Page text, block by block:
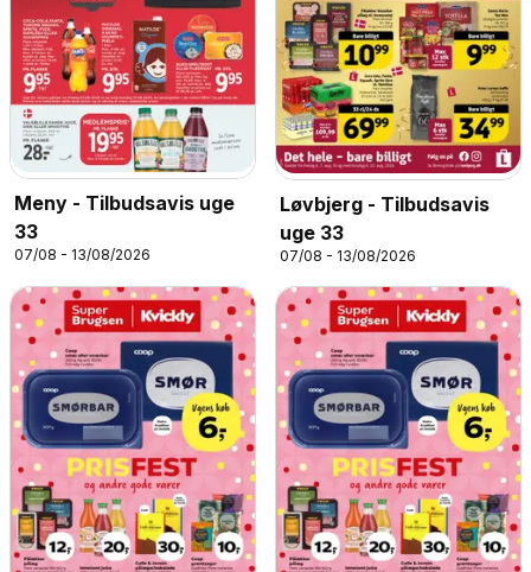
Meny - Tilbudsavis uge
33
07/08 - 13/08/2026
Løvbjerg - Tilbudsavis
uge 33
07/08 - 13/08/2026